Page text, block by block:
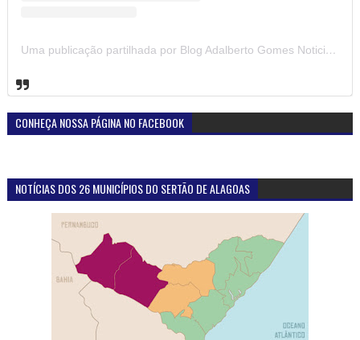
Uma publicação partilhada por Blog Adalberto Gomes Noticias (@blogadalbertogomesnoticiass)
CONHEÇA NOSSA PÁGINA NO FACEBOOK
NOTÍCIAS DOS 26 MUNICÍPIOS DO SERTÃO DE ALAGOAS